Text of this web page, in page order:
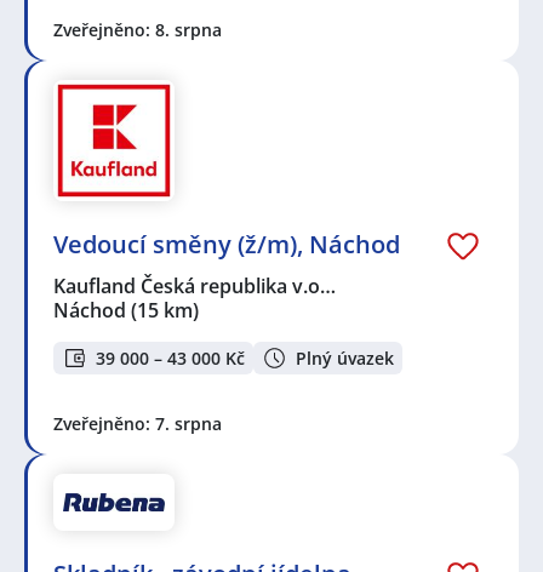
Zveřejněno: 8. srpna
Vedoucí směny (ž/m), Náchod
Kaufland Česká republika v.o…
Náchod (15 km)
39 000 – 43 000 Kč Plný úvazek
Zveřejněno: 7. srpna